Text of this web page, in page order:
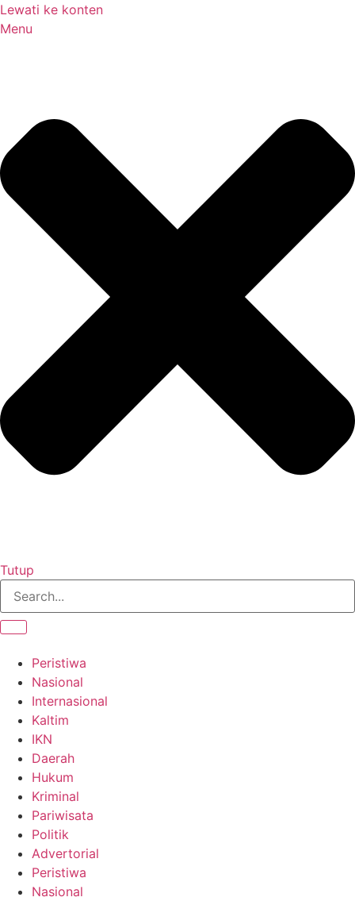
Lewati ke konten
Menu
Tutup
Peristiwa
Nasional
Internasional
Kaltim
IKN
Daerah
Hukum
Kriminal
Pariwisata
Politik
Advertorial
Peristiwa
Nasional